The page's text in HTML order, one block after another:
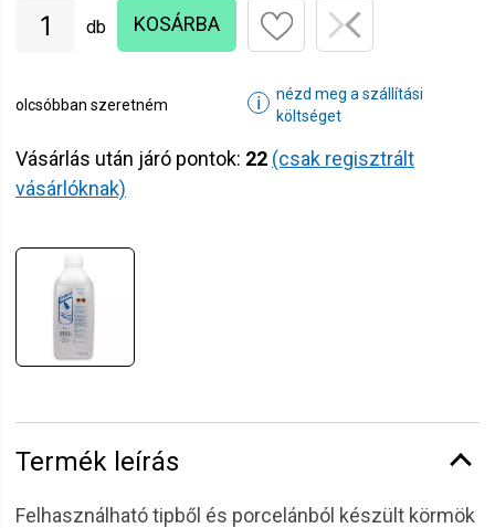
db KOSÁRBA
olcsóbban szeretném ℹ
nézd meg a szállítási
költséget
Vásárlás után járó pontok: 22 (csak regisztrált
vásárlóknak)
Termék leírás
Felhasználható tipből és porcelánból készült körmök